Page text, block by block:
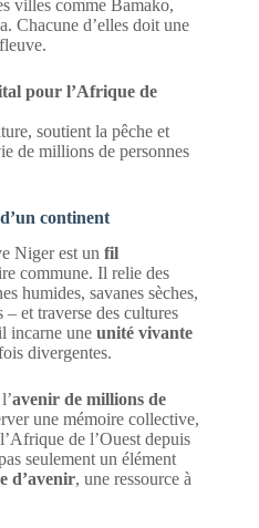
villes comme Bamako,
Chacune d’elles doit une
pour l’Afrique de
soutient la pêche et
de millions de personnes
continent
Niger est un fil
commune. Il relie des
humides, savanes sèches,
– et traverse des cultures
incarne une unité vivante
divergentes.
avenir de millions de
une mémoire collective,
de l’Ouest depuis
seulement un élément
d’avenir, une ressource à